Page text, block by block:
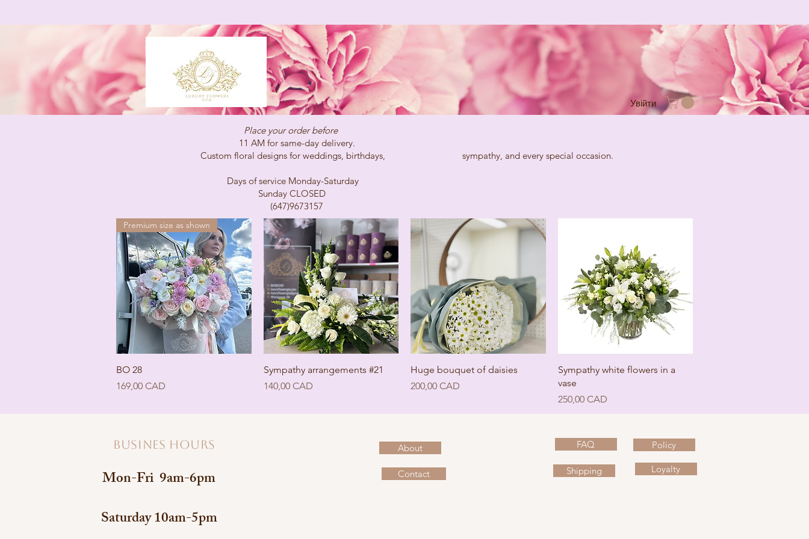
Увійти
Place your order before
11 AM for same-day delivery.
Custom floral designs for weddings, birthdays, sympathy, and every special occasion.
Days of service Monday-Saturday
Sunday CLOSED
(647)9673157
Premium size as shown
BO 28
Ціна
169,00 CAD
Швидкий перегляд
Sympathy arrangements #21
Ціна
140,00 CAD
Швидкий перегляд
Huge bouquet of daisies
Ціна
200,00 CAD
Швидкий перегляд
Sympathy white flowers in a
vase
Ціна
250,00 CAD
Busines hours
Mon-Fri 9am-6pm
Saturday 10am-5pm
FAQ Policy
Loyalty
About
Contact Shipping